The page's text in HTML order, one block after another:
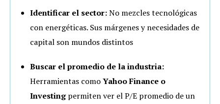
Identificar el sector:No mezcles tecnológicas
con energéticas. Sus márgenes y necesidades de
capital son mundos distintos
Buscar el promedio de la industria:
Herramientas comoYahoo Finance o
Investingpermiten ver el P/E promedio de un